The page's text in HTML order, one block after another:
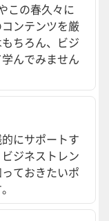
この春久々に
ンテンツを厳
ちろん、ビジ
んでみません
にサポートす
ジネストレン
ておきたいポ